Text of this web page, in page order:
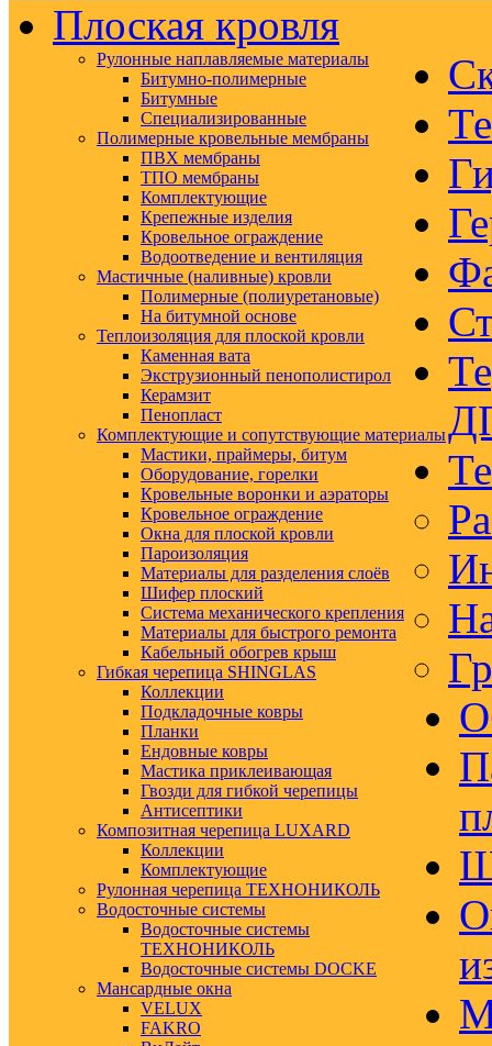
Плоская кровля
Рулонные наплавляемые материалы
Битумно-полимерные
Битумные
Специализированные
Полимерные кровельные мембраны
ПВХ мембраны
ТПО мембраны
Комплектующие
Крепежные изделия
Кровельное ограждение
Водоотведение и вентиляция
Мастичные (наливные) кровли
Полимерные (полиуретановые)
На битумной основе
Теплоизоляция для плоской кровли
Каменная вата
Экструзионный пенополистирол
Керамзит
Пенопласт
Комплектующие и сопутствующие материалы
Мастики, праймеры, битум
Оборудование, горелки
Кровельные воронки и аэраторы
Кровельное ограждение
Окна для плоской кровли
Пароизоляция
Материалы для разделения слоёв
Шифер плоский
Система механического крепления
Материалы для быстрого ремонта
Кабельный обогрев крыш
Гибкая черепица SHINGLAS
Коллекции
Подкладочные ковры
Планки
Ендовные ковры
Мастика приклеивающая
Гвозди для гибкой черепицы
Антисептики
Композитная черепица LUXARD
Коллекции
Комплектующие
Рулонная черепица ТЕХНОНИКОЛЬ
Водосточные системы
Водосточные системы
ТЕХНОНИКОЛЬ
Водосточные системы DOCKE
Мансардные окна
VELUX
FAKRO